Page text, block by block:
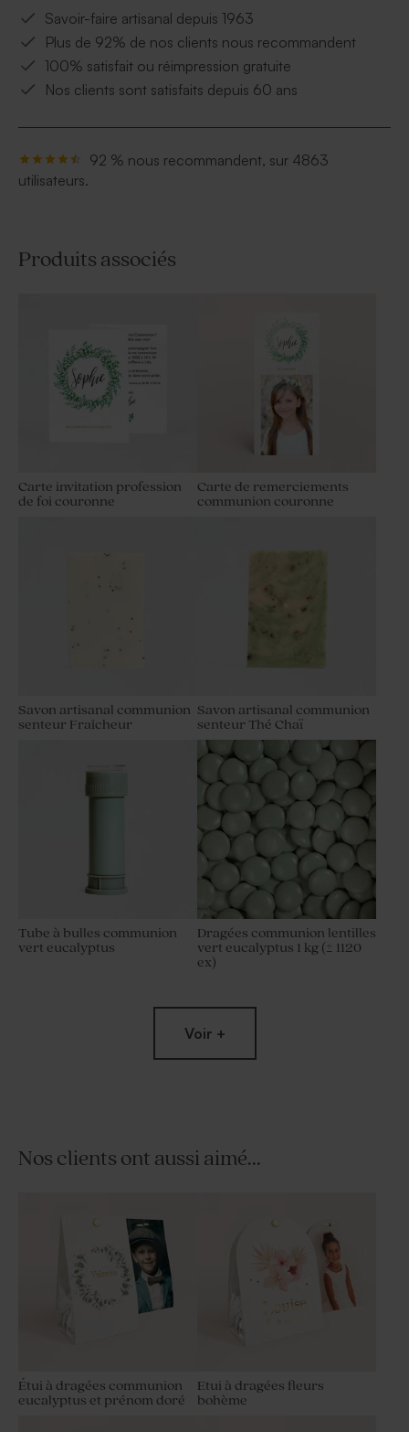
Savoir-faire artisanal depuis 1963
Plus de 92% de nos clients nous recommandent
100% satisfait ou réimpression gratuite
Nos clients sont satisfaits depuis 60 ans
92 % nous recommandent, sur 4863
utilisateurs.
Produits associés
Carte invitation profession
de foi couronne
Carte de remerciements
communion couronne
Savon artisanal communion
senteur Fraîcheur
Savon artisanal communion
senteur Thé Chaï
Tube à bulles communion
vert eucalyptus
Dragées communion lentilles
vert eucalyptus 1 kg (± 1120
ex)
Limited
edition
Voir +
Nos clients ont aussi aimé...
Étui à dragées communion
eucalyptus et prénom doré
Etui à dragées fleurs
bohème